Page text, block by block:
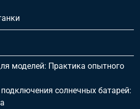
моделей: Практика опытного
солнечных батарей: